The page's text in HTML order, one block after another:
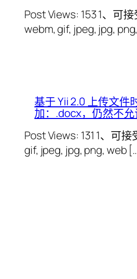
Post Views: 153 1、可
webm, gif, jpeg, jpg,
基于 Yii 2.0 上传文
加：.docx，仍然不
Post Views: 131 1、可
gif, jpeg, jpg, png, web